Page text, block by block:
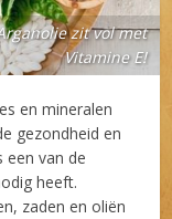
zit vol met
Vitamine E!
en mineralen
gezondheid en
een van de
heeft.
zaden en oliën